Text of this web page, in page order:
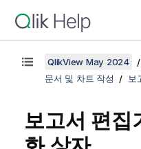
QlikView May 2024
문서 및 차트 작성
보
보고서 편집